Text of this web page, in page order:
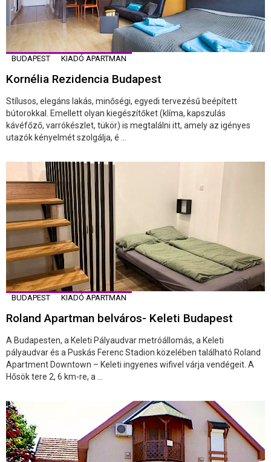
BUDAPEST KIADÓ APARTMAN
Kornélia Rezidencia Budapest
Stílusos, elegáns lakás, minőségi, egyedi tervezésű beépített
bútorokkal. Emellett olyan kiegészítőket (klíma, kapszulás
kávéfőző, varrókészlet, tükör) is megtalálni itt, amely az igényes
utazók kényelmét szolgálja, é ...
BUDAPEST KIADÓ APARTMAN
Roland Apartman belváros- Keleti Budapest
A Budapesten, a Keleti Pályaudvar metróállomás, a Keleti
pályaudvar és a Puskás Ferenc Stadion közelében található Roland
Apartment Downtown – Keleti ingyenes wifivel várja vendégeit. A
Hősök tere 2, 6 km-re, a ...